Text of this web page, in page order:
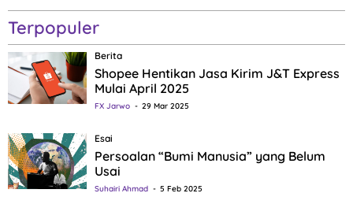
Terpopuler
Berita
Shopee Hentikan Jasa Kirim J&T Express
Mulai April 2025
FX Jarwo 29 Mar 2025
Esai
Persoalan “Bumi Manusia” yang Belum
Usai
Suhairi Ahmad 5 Feb 2025